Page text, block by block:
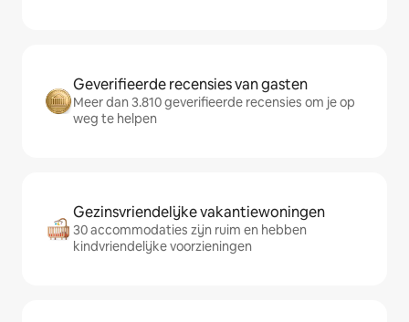
Geverifieerde recensies van gasten
Meer dan 3.810 geverifieerde recensies om je op
weg te helpen
Gezinsvriendelijke vakantiewoningen
30 accommodaties zijn ruim en hebben
kindvriendelijke voorzieningen